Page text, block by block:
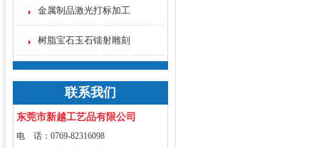
金属制品激光打标加工
树脂宝石玉石镭射雕刻
联系我们
东莞市新越工艺品有限公司
电 话：0769-82316098